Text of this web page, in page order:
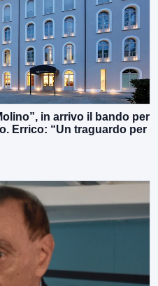
in arrivo il bando per
Errico: “Un traguardo per